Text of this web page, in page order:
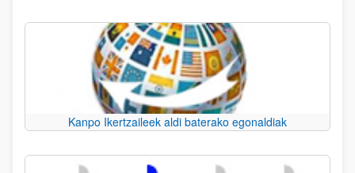
Kanpo Ikertzaileek aldi baterako egonaldiak